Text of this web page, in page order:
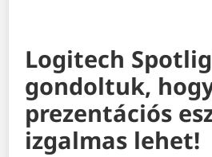
Logitech
gondoltuk,
prezentációs
izgalmas lehet!